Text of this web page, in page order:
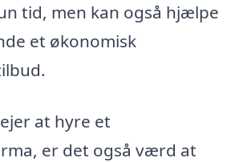
tid, men kan også hjælpe
et økonomisk
at hyre et
er det også værd at